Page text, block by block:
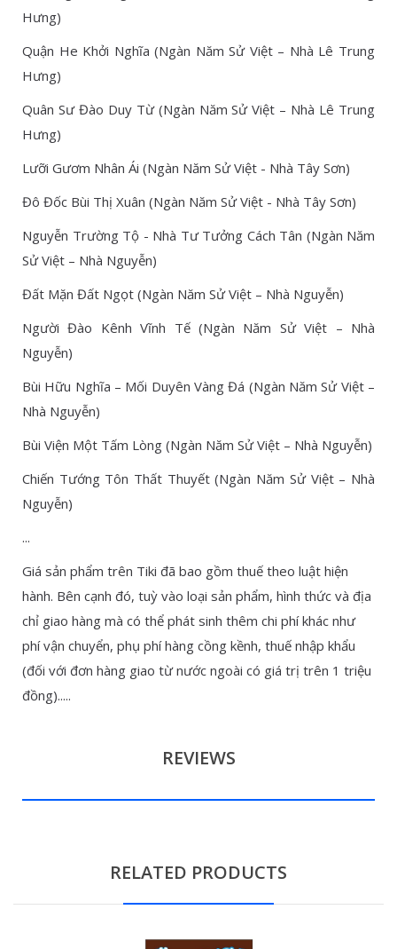
Hưng)
Quận He Khởi Nghĩa (Ngàn Năm Sử Việt – Nhà Lê Trung
Hưng)
Quân Sư Đào Duy Từ (Ngàn Năm Sử Việt – Nhà Lê Trung
Hưng)
Lưỡi Gươm Nhân Ái (Ngàn Năm Sử Việt - Nhà Tây Sơn)
Đô Đốc Bùi Thị Xuân (Ngàn Năm Sử Việt - Nhà Tây Sơn)
Nguyễn Trường Tộ - Nhà Tư Tưởng Cách Tân (Ngàn Năm
Sử Việt – Nhà Nguyễn)
Đất Mặn Đất Ngọt (Ngàn Năm Sử Việt – Nhà Nguyễn)
Người Đào Kênh Vĩnh Tế (Ngàn Năm Sử Việt – Nhà
Nguyễn)
Bùi Hữu Nghĩa – Mối Duyên Vàng Đá (Ngàn Năm Sử Việt –
Nhà Nguyễn)
Bùi Viện Một Tấm Lòng (Ngàn Năm Sử Việt – Nhà Nguyễn)
Chiến Tướng Tôn Thất Thuyết (Ngàn Năm Sử Việt – Nhà
Nguyễn)
...
Giá sản phẩm trên Tiki đã bao gồm thuế theo luật hiện
hành. Bên cạnh đó, tuỳ vào loại sản phẩm, hình thức và địa
chỉ giao hàng mà có thể phát sinh thêm chi phí khác như
phí vận chuyển, phụ phí hàng cồng kềnh, thuế nhập khẩu
(đối với đơn hàng giao từ nước ngoài có giá trị trên 1 triệu
đồng).....
REVIEWS
RELATED PRODUCTS